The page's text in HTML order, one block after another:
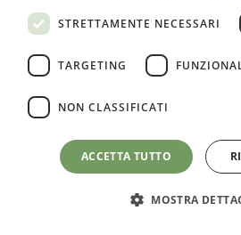
Mariana de La
Azienda
24 Febbraio, 2025
Intervista a
Mariana de La
STRETTAMENTE NECESSARI
TARGETING
NON CLASSIFICATI
ACCETTA TUTTO
MOSTRA